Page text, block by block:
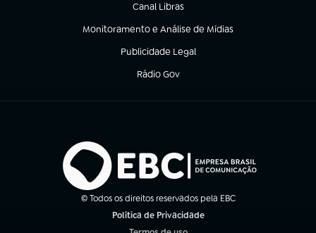
Canal Libras
(abre em nova aba)
Monitoramento e Análise de Mídias
(abre em nova aba)
Publicidade Legal
(abre em nova aba)
Rádio Gov
(abre em nova aba)
© Todos os direitos reservados pela EBC
Política de Privacidade